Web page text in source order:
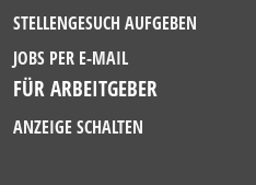
STELLENGESUCH AUFGEBEN
JOBS PER E-MAIL
FÜR ARBEITGEBER
ANZEIGE SCHALTEN